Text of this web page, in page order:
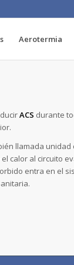
Aerotermia
ACS durante
llamada unidad
calor al circuito
entra en el